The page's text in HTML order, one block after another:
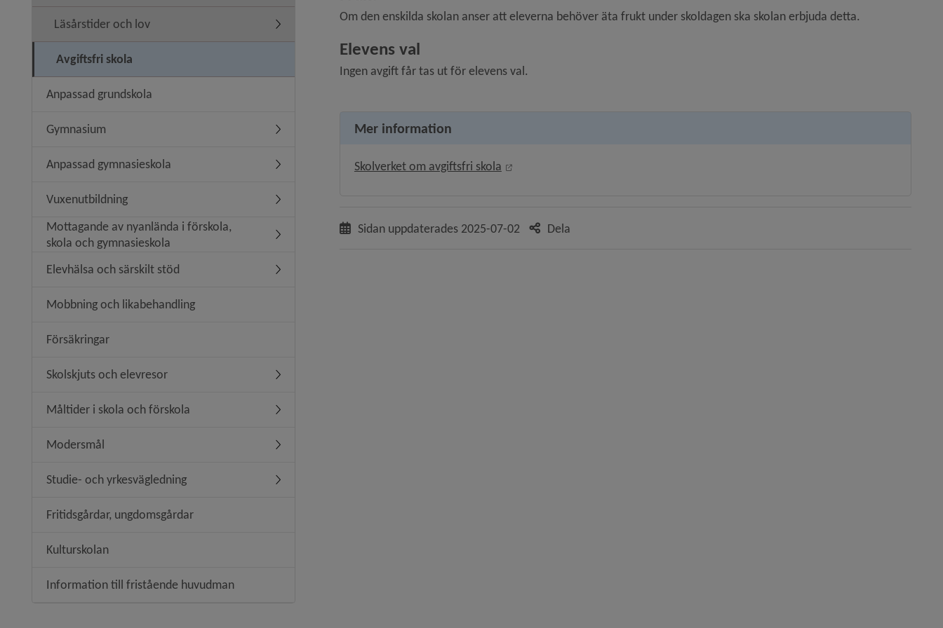
Läsårstider och lov Undermeny för Läsårstider och lov
Avgiftsfri skola
Anpassad grundskola
Gymnasium Undermeny för Gymnasium
Anpassad gymnasieskola Undermeny för Anpassad gymnasieskola
Vuxenutbildning Undermeny för Vuxenutbildning
Mottagande av nyanlända i förskola,
skola och gymnasieskola
Undermeny för Mottagande av nyanlända i förskola, skola och gymnasieskola
Elevhälsa och särskilt stöd Undermeny för Elevhälsa och särskilt stöd
Mobbning och likabehandling
Försäkringar
Skolskjuts och elevresor Undermeny för Skolskjuts och elevresor
Måltider i skola och förskola Undermeny för Måltider i skola och förskola
Modersmål Undermeny för Modersmål
Studie- och yrkesvägledning Undermeny för Studie- och yrkesvägledning
Fritidsgårdar, ungdomsgårdar
Kulturskolan
Information till fristående huvudman
Om den enskilda skolan anser att eleverna behöver äta frukt under skoldagen ska skolan erbjuda detta.
Elevens val
Ingen avgift får tas ut för elevens val.
Mer information
Skolverket om avgiftsfri skola Länk till annan webbplats, öppnas i nytt fönster.
Sidan uppdaterades 2025-07-02 Dela